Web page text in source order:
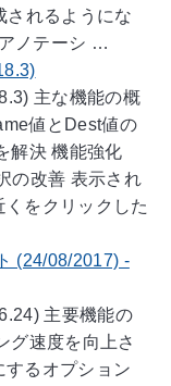
されるようにな
ノテーシ …
主な機能の概
値とDest値の
解決 機能強化
の改善 表示され
をクリックした
(24/08/2017) -
主要機能の
グ速度を向上さ
るオプション